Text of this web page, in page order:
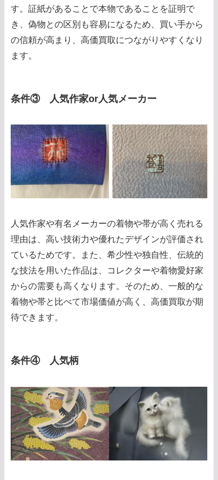
す。証紙があることで本物であることを証明で
き、偽物との区別も容易になるため、買い手から
の信頼が高まり、高価買取につながりやすくなり
ます。
条件③ 人気作家or人気メーカー
人気作家や有名メーカーの着物や帯が高く売れる
理由は、高い技術力や優れたデザインが評価され
ているためです。また、希少性や独自性、伝統的
な技法を用いた作品は、コレクターや着物愛好家
からの需要も高くなります。そのため、一般的な
着物や帯と比べて市場価値が高く、高価買取が期
待できます。
条件④ 人気柄